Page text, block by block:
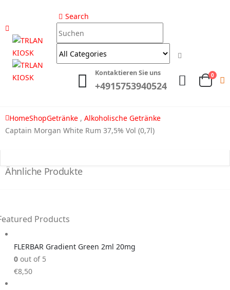
Search
Kontaktieren Sie uns
+4915753940524
0
HomeShopGetränke , Alkoholische Getränke
Captain Morgan White Rum 37,5% Vol (0,7l)
Ähnliche Produkte
Products
FLERBAR Gradient Green 2ml 20mg
0 out of 5
€8,50